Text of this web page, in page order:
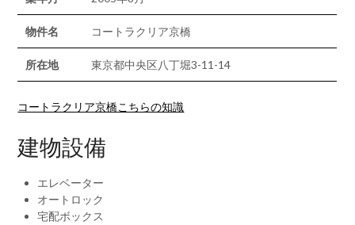
物件名 コートラクリア京橋
所在地 東京都中央区八丁堀3-11-14
コートラクリア京橋こちらの知識
建物設備
エレベーター
オートロック
宅配ボックス